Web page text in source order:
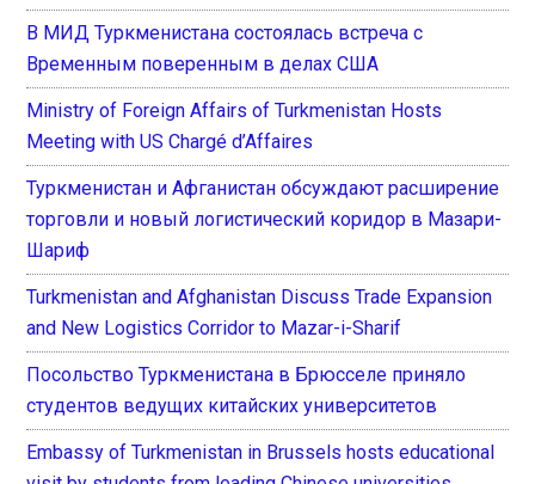
В МИД Туркменистана состоялась встреча с
Временным поверенным в делах США
Ministry of Foreign Affairs of Turkmenistan Hosts
Meeting with US Chargé d’Affaires
Туркменистан и Афганистан обсуждают расширение
торговли и новый логистический коридор в Мазари-
Шариф
Turkmenistan and Afghanistan Discuss Trade Expansion
and New Logistics Corridor to Mazar-i-Sharif
Посольство Туркменистана в Брюсселе приняло
студентов ведущих китайских университетов
Embassy of Turkmenistan in Brussels hosts educational